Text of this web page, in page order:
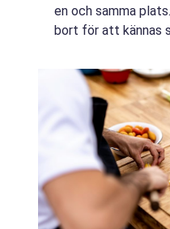
en och samma
bort för att kännas